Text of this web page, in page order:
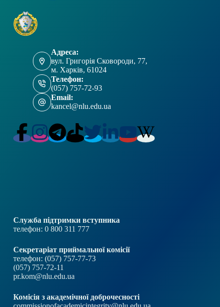
Адреса:
вул. Григорія Сковороди, 77,
м. Харків, 61024
Телефон:
(057) 757-72-93
Email:
kancel@nlu.edu.ua
Служба підтримки вступника
телефон: 0 800 311 777
Секретаріат приймальної комісії
телефон: (057) 757-77-73
(057) 757-72-11
pr.kom@nlu.edu.ua
Комісія з академічної доброчесності